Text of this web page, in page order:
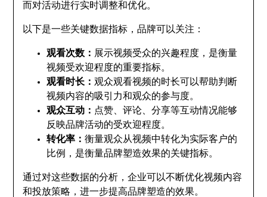
而对活动进行实时调整和优化。
以下是一些关键数据指标，品牌可以关注：
观看次数： 展示视频受众的兴趣程度，是衡量
视频受欢迎程度的重要指标。
观看时长： 观众观看视频的时长可以帮助判断
视频内容的吸引力和观众的参与度。
观众互动： 点赞、评论、分享等互动情况能够
反映品牌活动的受欢迎程度。
转化率：衡量观众从视频中转化为实际客户的
比例，是衡量品牌塑造效果的关键指标。
通过对这些数据的分析，企业可以不断优化视频内容
和投放策略，进一步提高品牌塑造的效果。